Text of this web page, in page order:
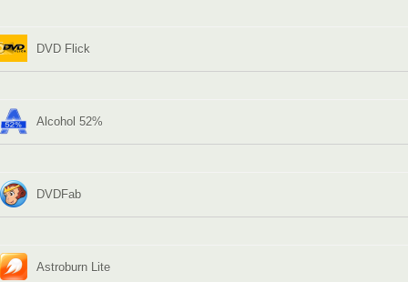
DVD Flick
Alcohol 52%
DVDFab
Astroburn Lite